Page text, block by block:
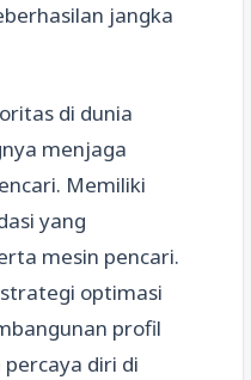
jangka
di dunia
menjaga
Memiliki
yang
mesin pencari.
optimasi
profil
diri di